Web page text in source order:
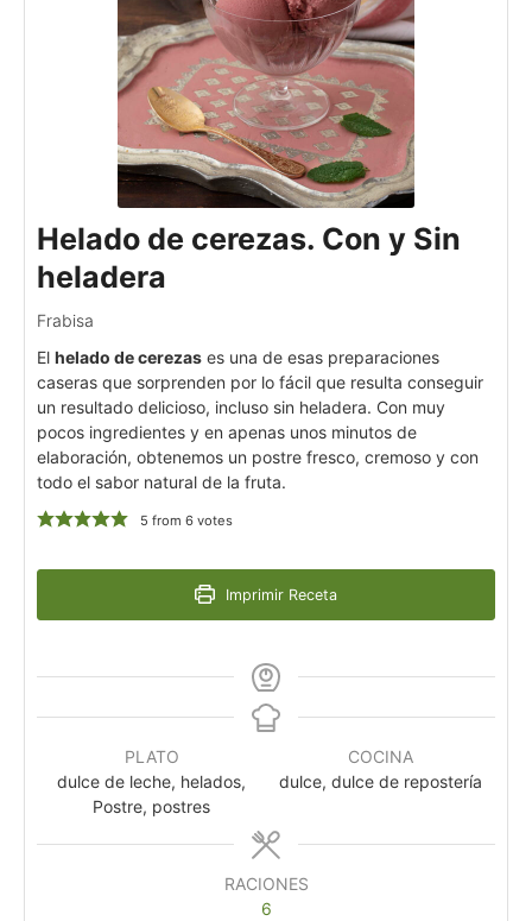
Helado de cerezas. Con y Sin
heladera
Frabisa
El helado de cerezas es una de esas preparaciones
caseras que sorprenden por lo fácil que resulta conseguir
un resultado delicioso, incluso sin heladera. Con muy
pocos ingredientes y en apenas unos minutos de
elaboración, obtenemos un postre fresco, cremoso y con
todo el sabor natural de la fruta.
5 from 6votes
Imprimir Receta
PLATO
dulce de leche, helados,
Postre, postres
COCINA
dulce, dulce de repostería
RACIONES
6